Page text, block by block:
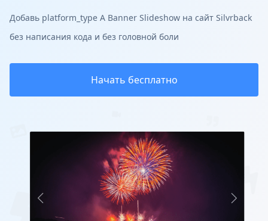
Добавь platform_type A Banner Slideshow на сайт Silvrback
без написания кода и без головной боли
Начать бесплатно